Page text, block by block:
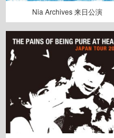
Nia Archives 来日公演